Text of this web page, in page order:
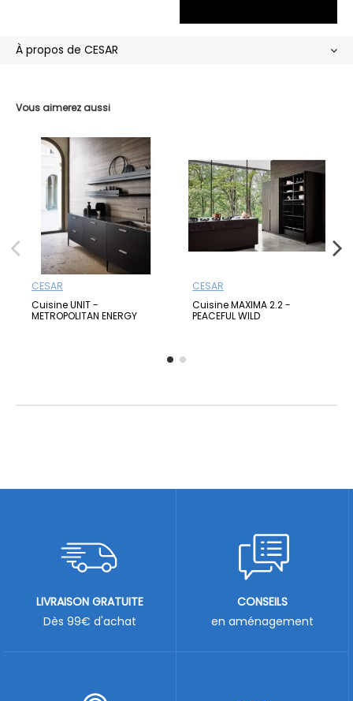
Vous aimerez aussi
CESAR
Cuisine UNIT -
METROPOLITAN ENERGY
CESAR
Cuisine MAXIMA 2.2 -
PEACEFUL WILD
À propos de CESAR
LIVRAISON GRATUITE
Dès 99€ d'achat
CONSEILS
en aménagement